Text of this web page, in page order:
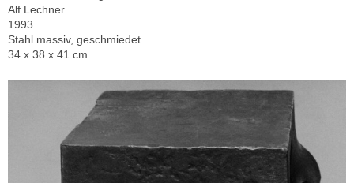
Alf Lechner
1993
Stahl massiv, geschmiedet
34 x 38 x 41 cm